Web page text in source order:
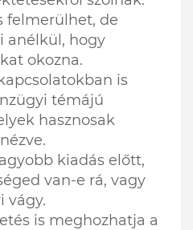
felmerülhet, de
anélkül, hogy
okozna.
is
témájú
hasznosak
kiadás előtt,
van-e rá, vagy
vágy.
is meghozhatja a